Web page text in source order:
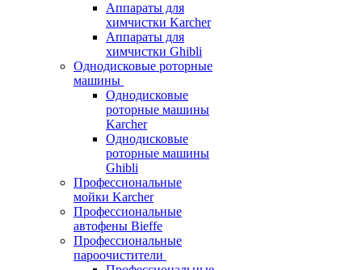
Аппараты для
химчистки Karcher
Аппараты для
химчистки Ghibli
Однодисковые роторные
машины
Однодисковые
роторные машины
Karcher
Однодисковые
роторные машины
Ghibli
Профессиональные
мойки Karcher
Профессиональные
автофены Bieffe
Профессиональные
пароочистители